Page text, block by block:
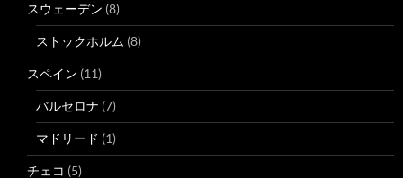
スウェーデン (8)
ストックホルム (8)
スペイン (11)
バルセロナ (7)
マドリード (1)
チェコ (5)